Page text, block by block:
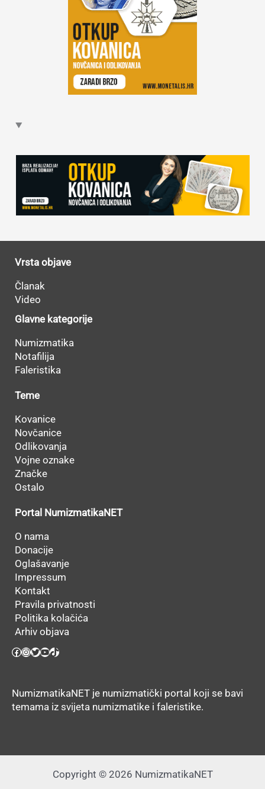
Vrsta objave
Članak
Video
Glavne kategorije
Numizmatika
Notafilija
Faleristika
Teme
Kovanice
Novčanice
Odlikovanja
Vojne oznake
Značke
Ostalo
Portal NumizmatikaNET
O nama
Donacije
Oglašavanje
Impressum
Kontakt
Pravila privatnosti
Politika kolačića
Arhiv objava
Facebook
Instagram
Twitter
YouTube
TikTok
NumizmatikaNET je numizmatički portal koji se bavi
temama iz svijeta numizmatike i faleristike.
Copyright © 2026 NumizmatikaNET